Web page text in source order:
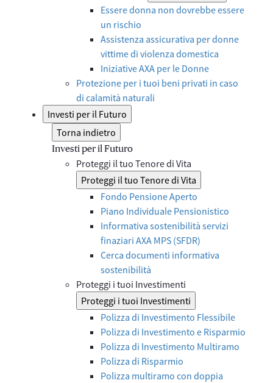
Essere donna non dovrebbe essere
un rischio
Assistenza assicurativa per donne
vittime di violenza domestica
Iniziative AXA per le Donne
Protezione per i tuoi beni privati in caso
di calamità naturali
Investi per il Futuro
Torna indietro
Investi per il Futuro
Proteggi il tuo Tenore di Vita
Proteggi il tuo Tenore di Vita
Fondo Pensione Aperto
Piano Individuale Pensionistico
Informativa sostenibilità servizi
finaziari AXA MPS (SFDR)
Cerca documenti informativa
sostenibilità
Proteggi i tuoi Investimenti
Proteggi i tuoi Investimenti
Polizza di Investimento Flessibile
Polizza di Investimento e Risparmio
Polizza di Investimento Multiramo
Polizza di Risparmio
Polizza multiramo con doppia